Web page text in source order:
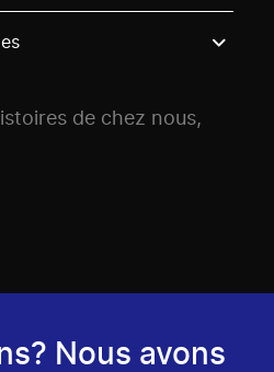
de chez nous,
Nous avons